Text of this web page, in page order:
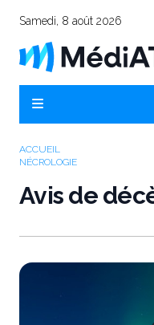
Samedi, 8 août 2026
ACCUEIL
NÉCROLOGIE
Avis de